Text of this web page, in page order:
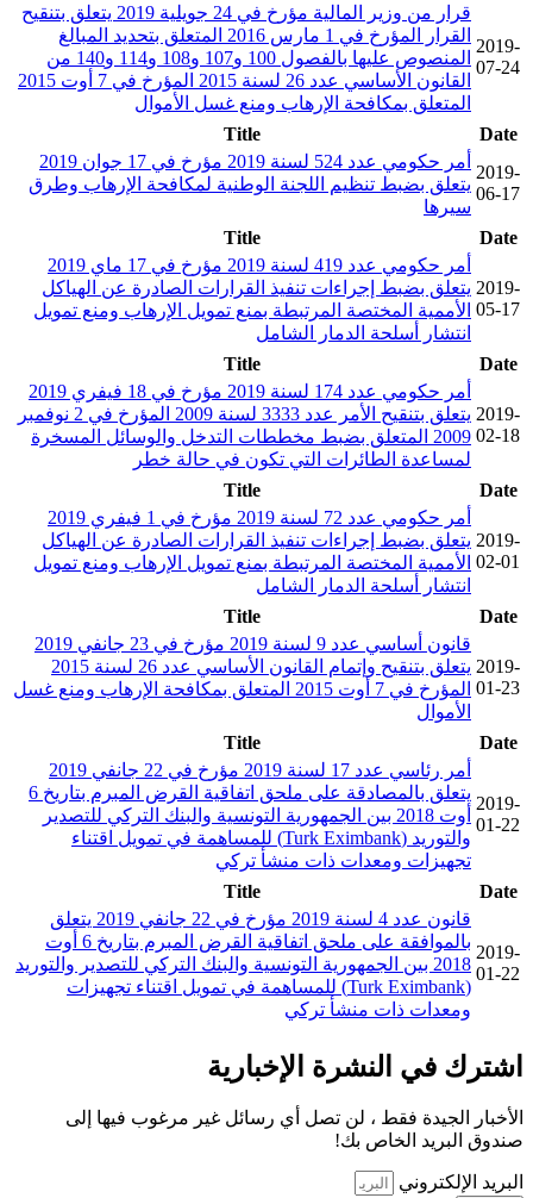
2019-
07-24
قرار من وزير المالية مؤرخ في 24 جويلية 2019 يتعلق بتنقيح
القرار المؤرخ في 1 مارس 2016 المتعلق بتحديد المبالغ
المنصوص عليها بالفصول 100 و107 و108 و114 و140 من
القانون الأساسي عدد 26 لسنة 2015 المؤرخ في 7 أوت 2015
المتعلق بمكافحة الإرهاب ومنع غسل الأموال
Date
Title
2019-
06-17
أمر حكومي عدد 524 لسنة 2019 مؤرخ في 17 جوان 2019
يتعلق بضبط تنظيم اللجنة الوطنية لمكافحة الإرهاب وطرق
سيرها
Date
Title
2019-
05-17
أمر حكومي عدد 419 لسنة 2019 مؤرخ في 17 ماي 2019
يتعلق بضبط إجراءات تنفيذ القرارات الصادرة عن الهياكل
الأممية المختصة المرتبطة بمنع تمويل الإرهاب ومنع تمويل
انتشار أسلحة الدمار الشامل
Date
Title
2019-
02-18
أمر حكومي عدد 174 لسنة 2019 مؤرخ في 18 فيفري 2019
يتعلق بتنقيح الأمر عدد 3333 لسنة 2009 المؤرخ في 2 نوفمبر
2009 المتعلق بضبط مخططات التدخل والوسائل المسخرة
لمساعدة الطائرات التي تكون في حالة خطر
Date
Title
2019-
02-01
أمر حكومي عدد 72 لسنة 2019 مؤرخ في 1 فيفري 2019
يتعلق بضبط إجراءات تنفيذ القرارات الصادرة عن الهياكل
الأممية المختصة المرتبطة بمنع تمويل الإرهاب ومنع تمويل
انتشار أسلحة الدمار الشامل
Date
Title
2019-
01-23
قانون أساسي عدد 9 لسنة 2019 مؤرخ في 23 جانفي 2019
يتعلق بتنقيح وإتمام القانون الأساسي عدد 26 لسنة 2015
المؤرخ في 7 أوت 2015 المتعلق بمكافحة الإرهاب ومنع غسل
الأموال
Date
Title
2019-
01-22
أمر رئاسي عدد 17 لسنة 2019 مؤرخ في 22 جانفي 2019
يتعلق بالمصادقة على ملحق اتفاقية القرض المبرم بتاريخ 6
أوت 2018 بين الجمهورية التونسية والبنك التركي للتصدير
والتوريد (Turk Eximbank) للمساهمة في تمويل اقتناء
تجهيزات ومعدات ذات منشأ تركي
Date
Title
2019-
01-22
قانون عدد 4 لسنة 2019 مؤرخ في 22 جانفي 2019 يتعلق
بالموافقة على ملحق اتفاقية القرض المبرم بتاريخ 6 أوت
2018 بين الجمهورية التونسية والبنك التركي للتصدير والتوريد
(Turk Eximbank) للمساهمة في تمويل اقتناء تجهيزات
ومعدات ذات منشأ تركي
اشترك في النشرة الإخبارية
الأخبار الجيدة فقط ، لن تصل أي رسائل غير مرغوب فيها إلى
صندوق البريد الخاص بك!
البريد الإلكتروني